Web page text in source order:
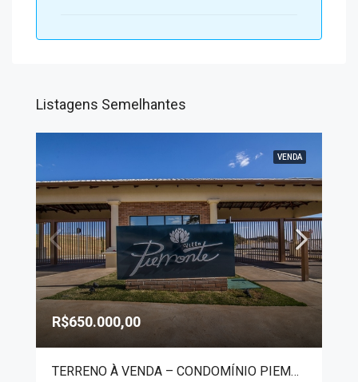
Listagens Semelhantes
VENDA
R$650.000,00
TERRENO À VENDA – CONDOMÍNIO PIEMONTE 3986